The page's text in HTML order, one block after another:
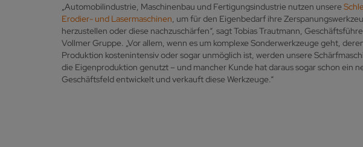
„Automobilindustrie, Maschinenbau und Fertigungsindustrie nutzen unsere
Erodier- und Lasermaschinen , um für den Eigenbedarf ihre
herzustellen oder diese nachzuschärfen“, sagt Tobias Trautmann,
Vollmer Gruppe. „Vor allem, wenn es um komplexe Sonderwerkzeuge geht,
Produktion kostenintensiv oder sogar unmöglich ist, werden unsere
die Eigenproduktion genutzt – und mancher Kunde hat daraus sogar schon ein
Geschäftsfeld entwickelt und verkauft diese Werkzeuge.“